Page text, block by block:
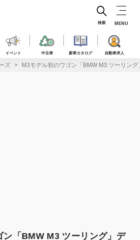
イベント 中古車 新車カタログ 自動車求人
検索 MENU
ズ M3モデル初のワゴン「BMW M3 ツーリン
ン「BMW M3 ツーリング」デ